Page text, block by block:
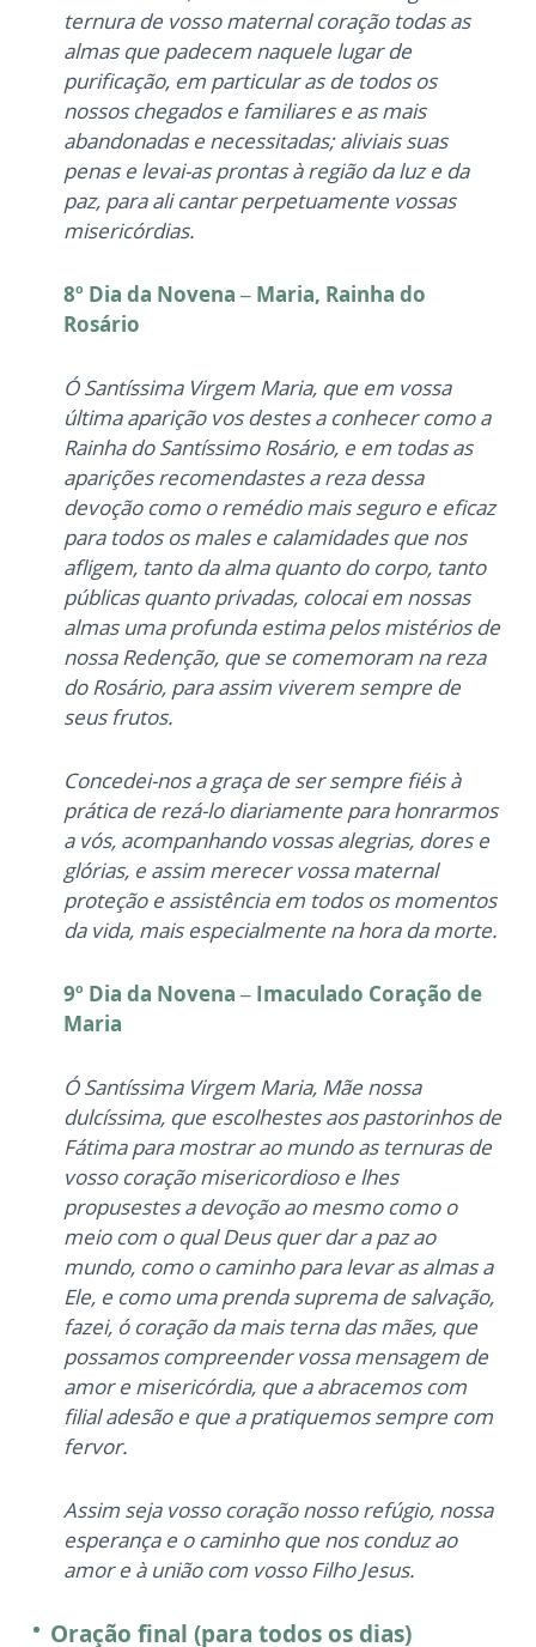
ternura de vosso maternal coração todas as
almas que padecem naquele lugar de
purificação, em particular as de todos os
nossos chegados e familiares e as mais
abandonadas e necessitadas; aliviais suas
penas e levai-as prontas à região da luz e da
paz, para ali cantar perpetuamente vossas
misericórdias.
8º Dia da Novena – Maria, Rainha do
Rosário
Ó Santíssima Virgem Maria, que em vossa
última aparição vos destes a conhecer como a
Rainha do Santíssimo Rosário, e em todas as
aparições recomendastes a reza dessa
devoção como o remédio mais seguro e eficaz
para todos os males e calamidades que nos
afligem, tanto da alma quanto do corpo, tanto
públicas quanto privadas, colocai em nossas
almas uma profunda estima pelos mistérios de
nossa Redenção, que se comemoram na reza
do Rosário, para assim viverem sempre de
seus frutos.
Concedei-nos a graça de ser sempre fiéis à
prática de rezá-lo diariamente para honrarmos
a vós, acompanhando vossas alegrias, dores e
glórias, e assim merecer vossa maternal
proteção e assistência em todos os momentos
da vida, mais especialmente na hora da morte.
9º Dia da Novena – Imaculado Coração de
Maria
Ó Santíssima Virgem Maria, Mãe nossa
dulcíssima, que escolhestes aos pastorinhos de
Fátima para mostrar ao mundo as ternuras de
vosso coração misericordioso e lhes
propusestes a devoção ao mesmo como o
meio com o qual Deus quer dar a paz ao
mundo, como o caminho para levar as almas a
Ele, e como uma prenda suprema de salvação,
fazei, ó coração da mais terna das mães, que
possamos compreender vossa mensagem de
amor e misericórdia, que a abracemos com
filial adesão e que a pratiquemos sempre com
fervor.
Assim seja vosso coração nosso refúgio, nossa
esperança e o caminho que nos conduz ao
amor e à união com vosso Filho Jesus.
Oração final (para todos os dias)